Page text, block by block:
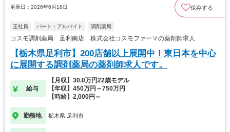
更新日：2026年6月18日 保存する
正社員 パート・アルバイト 調剤薬局
コスモ調剤薬局 足利南店 株式会社コスモファーマの薬剤師求人
【栃木県足利市】200店舗以上展開中！東日本を中心
に展開する調剤薬局の薬剤師求人です。
給与
【月収】30.0万円22歳モデル
【年収】450万円～750万円
【時給】2,000円～
勤務地 栃木県 足利市